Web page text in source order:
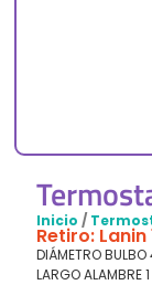
Inicio /
Retiro:
DIÁMETRO
LARGO ALAMBRE